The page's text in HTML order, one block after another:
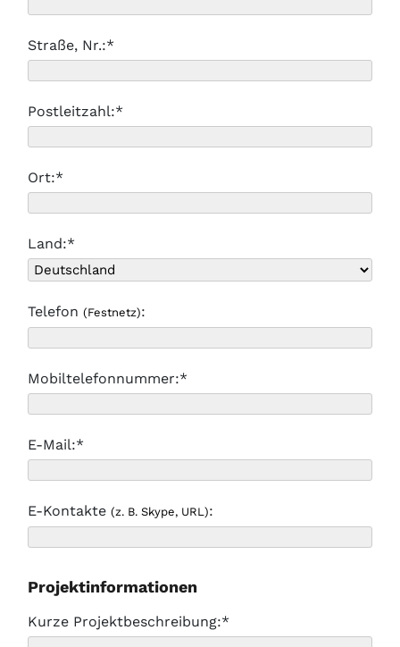
Straße, Nr.:*
Postleitzahl:*
Ort:*
Land:*
Telefon (Festnetz):
Mobiltelefonnummer:*
E-Mail:*
E-Kontakte (z. B. Skype, URL):
Projektinformationen
Kurze Projektbeschreibung:*